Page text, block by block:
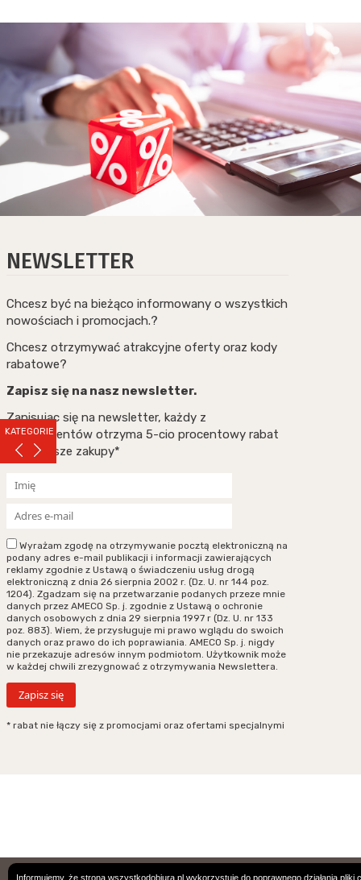
KATEGORIE
NEWSLETTER
Chcesz być na bieżąco informowany o wszystkich
nowościach i promocjach.?
Chcesz otrzymywać atrakcyjne oferty oraz kody
rabatowe?
Zapisz się na nasz newsletter.
Zapisując się na newsletter, każdy z
subskrybentów otrzyma 5-cio procentowy rabat
na pierwsze zakupy*
Wyrażam zgodę na otrzymywanie pocztą elektroniczną na
podany adres e-mail publikacji i informacji zawierających
reklamy zgodnie z Ustawą o świadczeniu usług drogą
elektroniczną z dnia 26 sierpnia 2002 r. (Dz. U. nr 144 poz.
1204). Zgadzam się na przetwarzanie podanych przeze mnie
danych przez AMECO Sp. j. zgodnie z Ustawą o ochronie
danych osobowych z dnia 29 sierpnia 1997 r (Dz. U. nr 133
poz. 883). Wiem, że przysługuje mi prawo wglądu do swoich
danych oraz prawo do ich poprawiania. AMECO Sp. j. nigdy
nie przekazuje adresów innym podmiotom. Użytkownik może
w każdej chwili zrezygnować z otrzymywania Newslettera.
* rabat nie łączy się z promocjami oraz ofertami specjalnymi
Podane ceny są cenami w PLN. Wszystkie zamówienie podlegają Ogólnym
Informujemy, że strona wszystkodobiura.pl wykorzystuje do poprawnego działania pliki